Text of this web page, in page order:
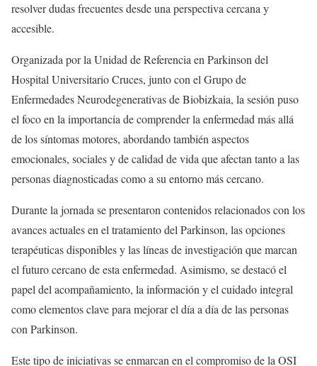
resolver dudas frecuentes desde una perspectiva cercana y
accesible.
Organizada por la Unidad de Referencia en Parkinson del
Hospital Universitario Cruces, junto con el Grupo de
Enfermedades Neurodegenerativas de Biobizkaia, la sesión puso
el foco en la importancia de comprender la enfermedad más allá
de los síntomas motores, abordando también aspectos
emocionales, sociales y de calidad de vida que afectan tanto a las
personas diagnosticadas como a su entorno más cercano.
Durante la jornada se presentaron contenidos relacionados con los
avances actuales en el tratamiento del Parkinson, las opciones
terapéuticas disponibles y las líneas de investigación que marcan
el futuro cercano de esta enfermedad. Asimismo, se destacó el
papel del acompañamiento, la información y el cuidado integral
como elementos clave para mejorar el día a día de las personas
con Parkinson.
Este tipo de iniciativas se enmarcan en el compromiso de la OSI